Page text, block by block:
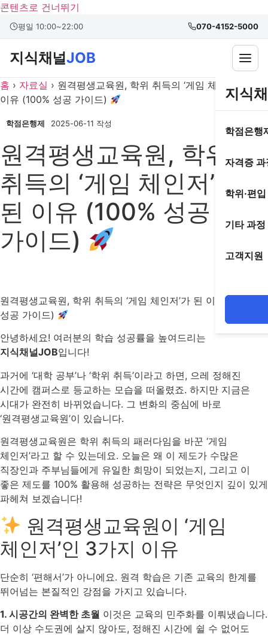
콘텐츠로 건너뛰기
본문 바로가기
평일 10:00~22:00 070-4152-5000
지식채널JOB
지식
학점은행
자격증 과
학위·편
기타 과정
고객지원
홈 › 자료실 › 원격평생교육원, 학위 취득의 ‘게임 체인저’가 된
이유 (100% 성공 가이드)
학점은행제 2025-06-11 작성
원격평생교육원, 학위
취득의 ‘게임 체인저’가
된 이유 (100% 성공
가이드)
원격평생교육원, 학위 취득의 ‘게임 체인저’가 된 이유 (100%
성공 가이드)
안녕하세요! 여러분의 학습 성공률을 높여드리는
지식채널JOB입니다!
과거에 ‘대학 공부’나 ‘학위 취득’이라고 하면, 으레 정해진
시간에 캠퍼스로 등교하는 모습을 떠올렸죠. 하지만 지금은
시대가 완전히 바뀌었습니다. 그 변화의 중심에 바로
‘원격평생교육원’이 있습니다.
원격평생교육원은 학위 취득의 패러다임을 바꾼 ‘게임
체인저’라고 할 수 있는데요. 오늘은 왜 이 제도가 수많은
직장인과 주부님들에게 유일한 희망이 되었는지, 그리고 이
좋은 제도를 100% 활용해 성공하는 전략은 무엇인지 깊이 있게
파헤쳐 보겠습니다!
원격평생교육원이 ‘게임
체인저’인 3가지 이유
단순히 ‘편해서’가 아니에요. 원격 학습은 기존 교육의 한계를
뛰어넘는 본질적인 강점을 가지고 있습니다.
1. 시공간의 완벽한 초월 이것은 교육의 민주화를 이뤄냈습니다.
더 이상 수도권에 살지 않아도, 정해진 시간에 쉴 수 없어도